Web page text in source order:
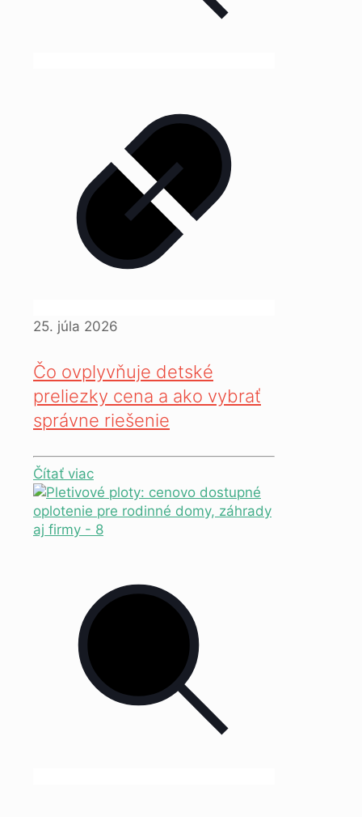
25. júla 2026
Čo ovplyvňuje detské
preliezky cena a ako vybrať
správne riešenie
Čítať viac